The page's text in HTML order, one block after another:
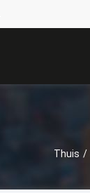
Thuis /